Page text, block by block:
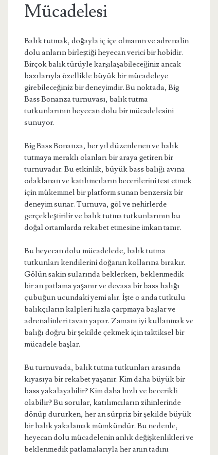
Mücadelesi
Balık tutmak, doğayla iç içe olmanın ve adrenalin
dolu anların birleştiği heyecan verici bir hobidir.
Birçok balık türüyle karşılaşabileceğiniz ancak
bazılarıyla özellikle büyük bir mücadeleye
girebileceğiniz bir deneyimdir. Bu noktada, Big
Bass Bonanza turnuvası, balık tutma
tutkunlarının heyecan dolu bir mücadelesini
sunuyor.
Big Bass Bonanza, her yıl düzenlenen ve balık
tutmaya meraklı olanları bir araya getiren bir
turnuvadır. Bu etkinlik, büyük bass balığı avına
odaklanan ve katılımcıların becerilerini test etmek
için mükemmel bir platform sunan benzersiz bir
deneyim sunar. Turnuva, göl ve nehirlerde
gerçekleştirilir ve balık tutma tutkunlarının bu
doğal ortamlarda rekabet etmesine imkan tanır.
Bu heyecan dolu mücadelede, balık tutma
tutkunları kendilerini doğanın kollarına bırakır.
Gölün sakin sularında beklerken, beklenmedik
bir an patlama yaşanır ve devasa bir bass balığı
çubuğun ucundaki yemi alır. İşte o anda tutkulu
balıkçıların kalpleri hızla çarpmaya başlar ve
adrenalinleri tavan yapar. Zamanı iyi kullanmak ve
balığı doğru bir şekilde çekmek için taktiksel bir
mücadele başlar.
Bu turnuvada, balık tutma tutkunları arasında
kıyasıya bir rekabet yaşanır. Kim daha büyük bir
bass yakalayabilir? Kim daha hızlı ve becerikli
olabilir? Bu sorular, katılımcıların zihinlerinde
dönüp dururken, her an sürpriz bir şekilde büyük
bir balık yakalamak mümkündür. Bu nedenle,
heyecan dolu mücadelenin anlık değişkenlikleri ve
beklenmedik patlamalarıyla her anın tadını